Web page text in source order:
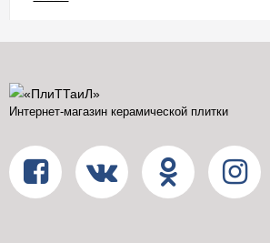
Интернет-магазин керамической плитки